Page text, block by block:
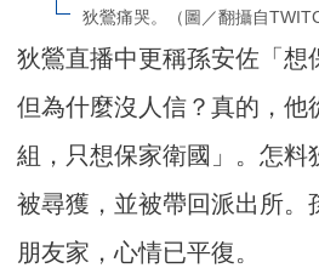
狄鶯痛哭。（圖／翻攝自
狄鶯直播中更稱孫安佐「想
但為什麼沒人信？真的，他
組，只想保家衛國」。怎料
被尋獲，並被帶回派出所。
朋友家，心情已平復。